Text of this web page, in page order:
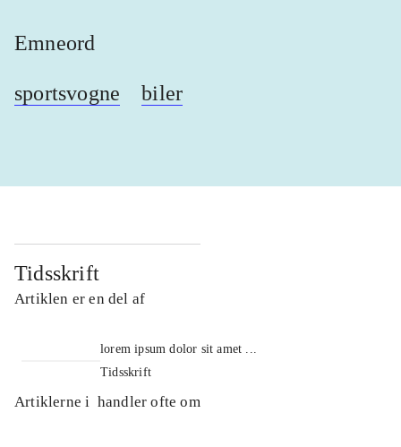
Emneord
sportsvogne biler
Tidsskrift
Artiklen er en del af
lorem ipsum dolor sit amet ...
Tidsskrift
Artiklerne i handler ofte om